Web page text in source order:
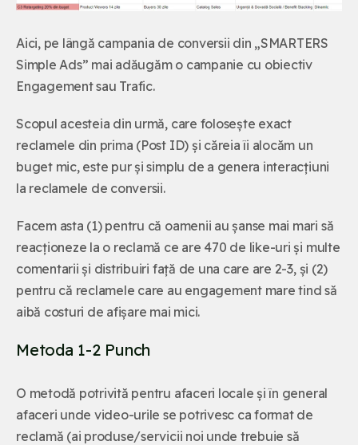
Aici, pe lângă campania de conversii din „SMARTERS
Simple Ads” mai adăugăm o campanie cu obiectiv
Engagement sau Trafic.
Scopul acesteia din urmă, care folosește exact
reclamele din prima (Post ID) și căreia îi alocăm un
buget mic, este pur și simplu de a genera interacțiuni
la reclamele de conversii.
Facem asta (1) pentru că oamenii au șanse mai mari să
reacționeze la o reclamă ce are 470 de like-uri și multe
comentarii și distribuiri față de una care are 2-3, și (2)
pentru că reclamele care au engagement mare tind să
aibă costuri de afișare mai mici.
Metoda 1-2 Punch
O metodă potrivită pentru afaceri locale și în general
afaceri unde video-urile se potrivesc ca format de
reclamă (ai produse/servicii noi unde trebuie să